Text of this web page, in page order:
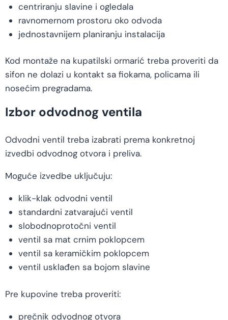
centriranju slavine i ogledala
ravnomernom prostoru oko odvoda
jednostavnijem planiranju instalacija
Kod montaže na kupatilski ormarić treba proveriti da
sifon ne dolazi u kontakt sa fiokama, policama ili
nosećim pregradama.
Izbor odvodnog ventila
Odvodni ventil treba izabrati prema konkretnoj
izvedbi odvodnog otvora i preliva.
Moguće izvedbe uključuju:
klik-klak odvodni ventil
standardni zatvarajući ventil
slobodnoprotočni ventil
ventil sa mat crnim poklopcem
ventil sa keramičkim poklopcem
ventil usklađen sa bojom slavine
Pre kupovine treba proveriti:
prečnik odvodnog otvora